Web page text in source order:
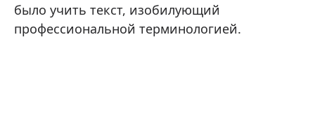
было учить текст, изобилующий
профессиональной терминологией.